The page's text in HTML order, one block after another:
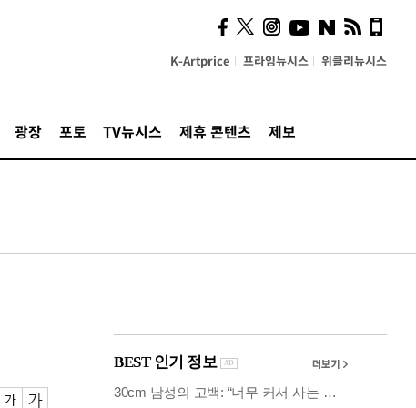
K-Artprice 프라임뉴시스 위클리뉴시스
광장 포토 TV뉴시스 제휴 콘텐츠 제보
사이 해답 찾았죠"…알을
깨고 나온 '초자아'